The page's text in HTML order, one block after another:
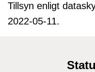
Tillsyn enligt
2022-05-11.